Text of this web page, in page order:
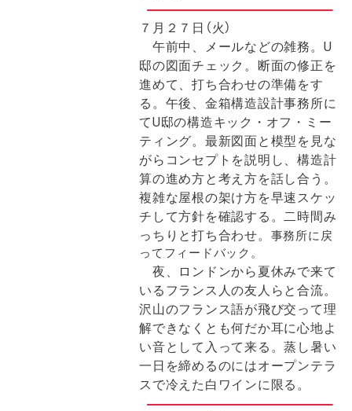
７月２７日（火）
午前中、メールなどの雑務。U
邸の図面チェック。断面の修正を
進めて、打ち合わせの準備をす
る。午後、金箱構造設計事務所に
てU邸の構造キック・オフ・ミー
ティング。最新図面と模型を見な
がらコンセプトを説明し、構造計
算の進め方と考え方を話し合う。
複雑な屋根の架け方を早速スケッ
チして方針を確認する。二時間み
っちりと打ち合わせ。 事務所に戻
ってフィードバック。
夜、ロンドンから夏休みで来て
いるフランス人の友人らと合流。
沢山のフランス語が飛び交って理
解できなくとも何だか耳に心地よ
い音として入って来る。蒸し暑い
一日を締めるのにはオープンテラ
スで冷えた白ワインに限る。